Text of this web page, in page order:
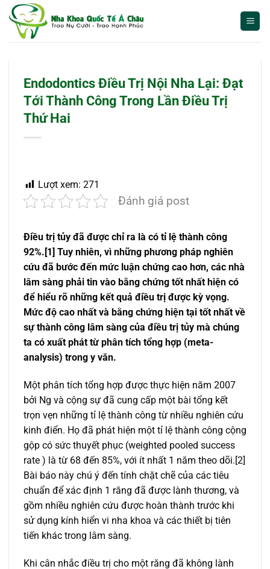
qua
Endodontics Điều Trị Nội Nha Lại: Đạt
Tới Thành Công Trong Lần Điều Trị
Thứ Hai
Lượt xem: 271
Đánh giá post
Điều trị tủy đã được chỉ ra là có tỉ lệ thành công
92%.[1] Tuy nhiên, vì những phương pháp nghiên
cứu đã bước đến mức luận chứng cao hơn, các nhà
lâm sàng phải tin vào bằng chứng tốt nhất hiện có
để hiểu rõ những kết quả điều trị được kỳ vọng.
Mức độ cao nhất và bằng chứng hiện tại tốt nhất về
sự thành công lâm sàng của điều trị tủy mà chúng
ta có xuất phát từ phân tích tổng hợp (meta-
analysis) trong y văn.
Một phân tích tổng hợp được thực hiện năm 2007
bởi Ng và cộng sự đã cung cấp một bài tổng kết
trọn vẹn những tỉ lệ thành công từ nhiều nghiên cứu
kinh điển. Họ đã phát hiện một tỉ lệ thành công cộng
gộp có sức thuyết phục (weighted pooled success
rate ) là từ 68 đến 85%, với ít nhất 1 năm theo dõi.[2]
Bài báo này chú ý đến tính chặt chẽ của các tiêu
chuẩn để xác định 1 răng đã được lành thương, và
gồm nhiều nghiên cứu được hoàn thành trước khi
sử dụng kính hiển vi nha khoa và các thiết bị tiên
tiến khác trong lâm sàng.
Khi cân nhắc điều trị cho một răng đã không lành